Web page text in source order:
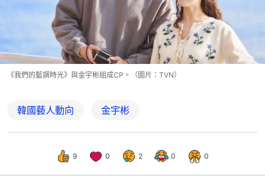
《我們的藍調時光》與金宇彬組成CP。（圖片：TVN）
韓國藝人動向 金宇彬
9 0 2 0 0